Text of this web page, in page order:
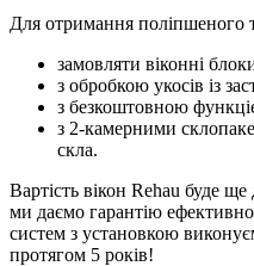
Для отримання поліпшеного
замовляти віконні
з обробкою укосів із
з безкоштовною
з 2-камерними
скла.
Вартість вікон Rehau буде
ми даємо гарантію
систем з установкою
протягом 5 років!